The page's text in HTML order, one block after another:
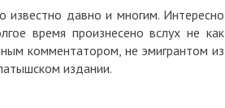
известно давно и многим. Интересно
время произнесено вслух не как
комментатором, не эмигрантом из
издании.